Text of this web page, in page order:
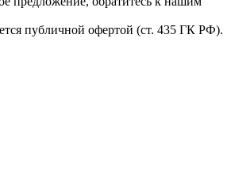
публичной офертой (ст. 435 ГК РФ).